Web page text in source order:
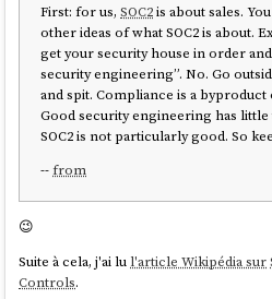
First: for us,SOC2is about sales.
other ideas of what SOC2 is about.
get your security house in order
security engineering”. No. Go
and spit. Compliance is a
Good security engineering has
SOC2 is not particularly good. So
--from
😉
Suite à cela, j'ai lu l'article Wikipédia sur
Controls.